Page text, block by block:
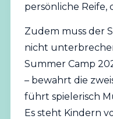
persönliche Reife,
Zudem muss der
nicht
Summer Camp
– bewahrt die
führt spielerisch
Es steht Kindern